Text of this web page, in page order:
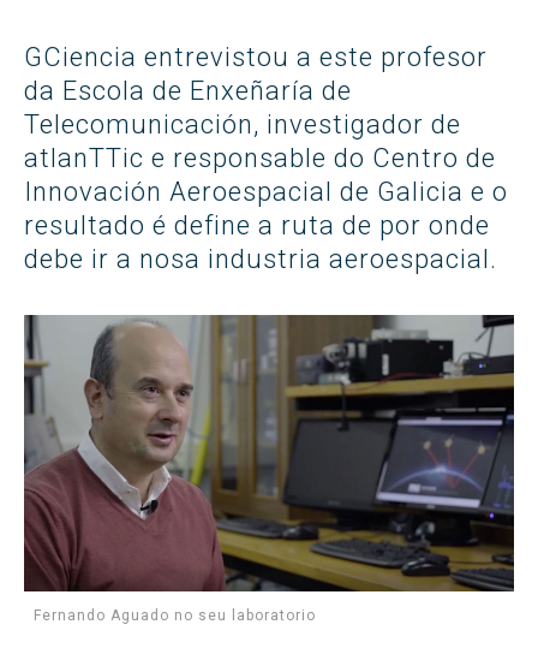
GCiencia entrevistou a este profesor
da Escola de Enxeñaría de
Telecomunicación, investigador de
atlanTTic e responsable do Centro de
Innovación Aeroespacial de Galicia e o
resultado é define a ruta de por onde
debe ir a nosa industria aeroespacial.
Fernando Aguado no seu laboratorio